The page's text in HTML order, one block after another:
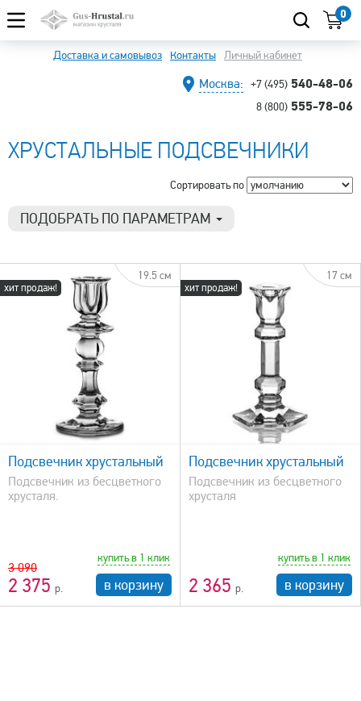
0
Доставка и самовывоз Контакты Личный кабинет
Москва: +7 (495) 540-48-06
8 (800) 555-78-06
ХРУСТАЛЬНЫЕ ПОДСВЕЧНИКИ
Сортировать по
ПОДОБРАТЬ ПО ПАРАМЕТРАМ
Тип товара
Подсвечник
Сбросить фильтр
хит продаж!
19.5 см
Подсвечник хрустальный
Подсвечник из бесцветного
хрусталя.
3 090
2 375
купить в 1 клик
в корзину
хит продаж!
17 см
быстрый просмотр
Подсвечник хрустальный
Подсвечник из бесцветного
хрусталя
2 365
купить в 1 клик
в корзину